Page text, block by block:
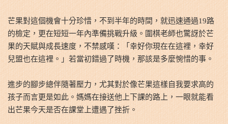
芒果對這個機會十分珍惜，不到半年的時間，就迅速通過19路
的檢定，更在短短一年內準備挑戰升級。圍棋老師也驚訝於芒
果的天賦與成長速度，不禁感嘆：「幸好你現在在這裡，幸好
兒盟也在這裡。」若當初錯過了時機，那該是多麼惋惜的事。
進步的腳步總伴隨著壓力，尤其對於像芒果這樣自我要求高的
孩子而言更是如此。媽媽在接送他上下課的路上，一眼就能看
出芒果今天是否在課堂上遭遇了挫折。